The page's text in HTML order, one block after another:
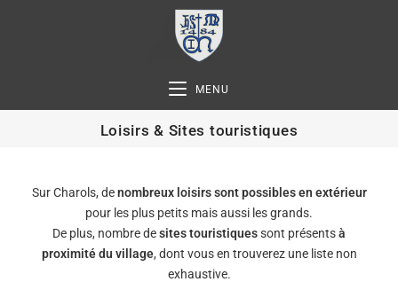
MENU
Loisirs & Sites touristiques
Sur Charols, denombreux loisirs sont possibles en extérieur
pour les plus petits mais aussi les grands.
De plus, nombre desites touristiquessont présentsà
proximité du village, dont vous en trouverez une liste non
exhaustive.